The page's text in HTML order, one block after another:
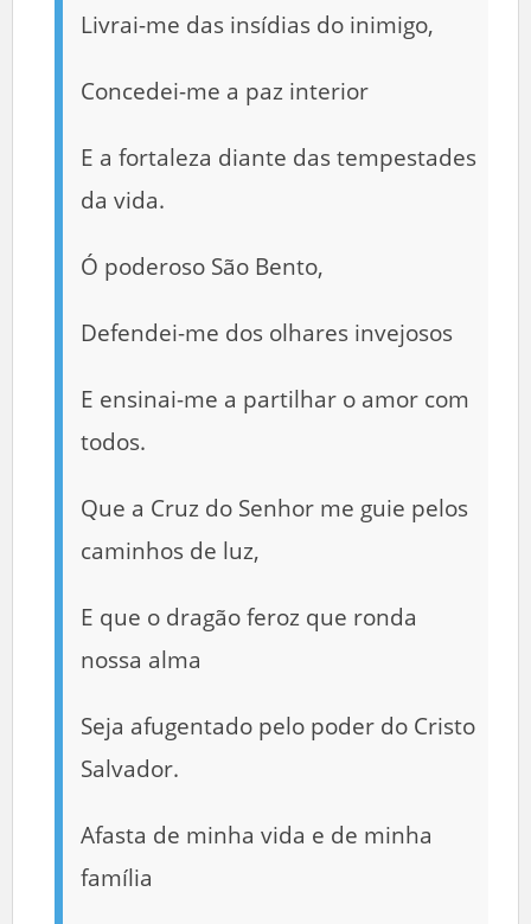
Livrai-me das insídias do inimigo,
Concedei-me a paz interior
E a fortaleza diante das tempestades
da vida.
Ó poderoso São Bento,
Defendei-me dos olhares invejosos
E ensinai-me a partilhar o amor com
todos.
Que a Cruz do Senhor me guie pelos
caminhos de luz,
E que o dragão feroz que ronda
nossa alma
Seja afugentado pelo poder do Cristo
Salvador.
Afasta de minha vida e de minha
família